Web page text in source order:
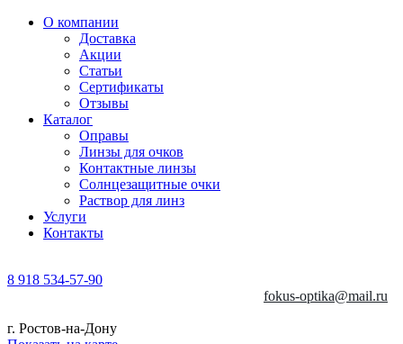
О компании
Доставка
Акции
Статьи
Сертификаты
Отзывы
Каталог
Оправы
Линзы для очков
Контактные линзы
Солнцезащитные очки
Раствор для линз
Услуги
Контакты
8 918 534-57-90
fokus-optika@mail.ru
г. Ростов-на-Дону